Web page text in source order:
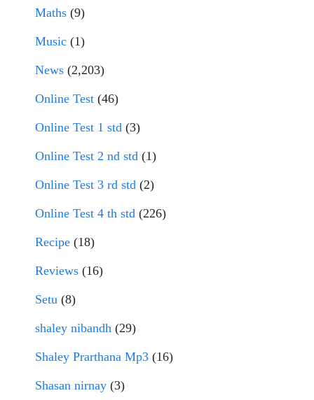
Maths (9)
Music (1)
News (2,203)
Online Test (46)
Online Test 1 std (3)
Online Test 2 nd std (1)
Online Test 3 rd std (2)
Online Test 4 th std (226)
Recipe (18)
Reviews (16)
Setu (8)
shaley nibandh (29)
Shaley Prarthana Mp3 (16)
Shasan nirnay (3)